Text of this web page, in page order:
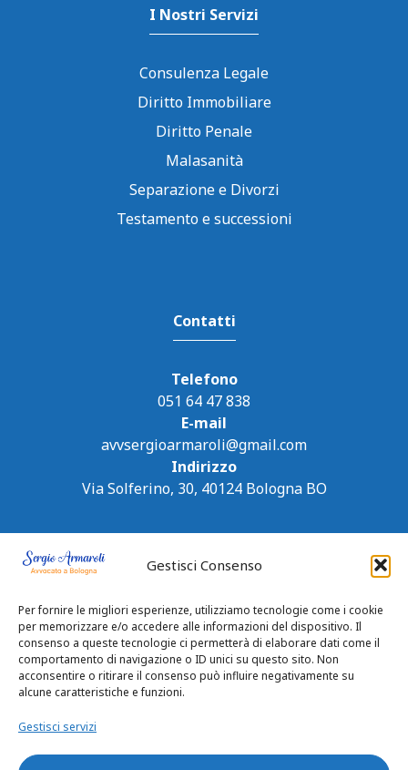
Gestisci Consenso
Per fornire le migliori esperienze, utilizziamo tecnologie come i cookie
per memorizzare e/o accedere alle informazioni del dispositivo. Il
consenso a queste tecnologie ci permetterà di elaborare dati come il
comportamento di navigazione o ID unici su questo sito. Non
acconsentire o ritirare il consenso può influire negativamente su
alcune caratteristiche e funzioni.
Gestisci servizi
I Nostri Servizi
Consulenza Legale
Diritto Immobiliare
Diritto Penale
Malasanità
Separazione e Divorzi
Testamento e successioni
Contatti
Telefono
051 64 47 838
E-mail
avvsergioarmaroli@gmail.com
Indirizzo
Via Solferino, 30, 40124 Bologna BO